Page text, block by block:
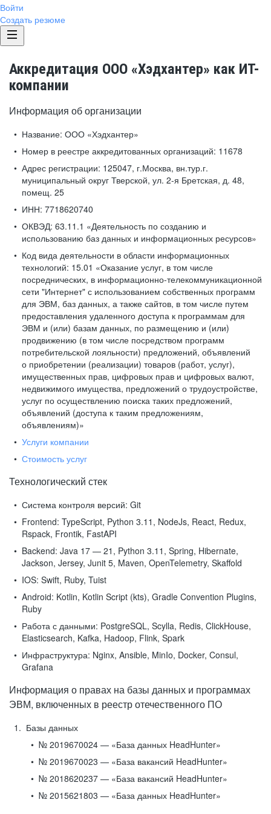
Войти
Создать резюме
Аккредитация ООО «Хэдхантер» как ИТ-
компании
Информация об организации
Название: ООО «Хэдхантер»
Номер в реестре аккредитованных организаций: 11678
Адрес регистрации: 125047, г.Москва, вн.тур.г.
муниципальный округ Тверской, ул. 2-я Бретская, д. 48,
помещ. 25
ИНН: 7718620740
ОКВЭД: 63.11.1 «Деятельность по созданию и
использованию баз данных и информационных ресурсов»
Код вида деятельности в области информационных
технологий: 15.01 «Оказание услуг, в том числе
посреднических, в информационно-телекоммуникационной
сети "Интернет" с использованием собственных программ
для ЭВМ, баз данных, а также сайтов, в том числе путем
предоставления удаленного доступа к программам для
ЭВМ и (или) базам данных, по размещению и (или)
продвижению (в том числе посредством программ
потребительской лояльности) предложений, объявлений
о приобретении (реализации) товаров (работ, услуг),
имущественных прав, цифровых прав и цифровых валют,
недвижимого имущества, предложений о трудоустройстве,
услуг по осуществлению поиска таких предложений,
объявлений (доступа к таким предложениям,
объявлениям)»
Услуги компании
Стоимость услуг
Технологический стек
Система контроля версий: Git
Frontend: TypeScript, Python 3.11, NodeJs, React, Redux,
Rspack, Frontik, FastAPI
Backend: Java 17 — 21, Python 3.11, Spring, Hibernate,
Jackson, Jersey, Junit 5, Maven, OpenTelemetry, Skaffold
IOS: Swift, Ruby, Tuist
Android: Kotlin, Kotlin Script (kts), Gradle Convention Plugins,
Ruby
Работа с данными: PostgreSQL, Scylla, Redis, ClickHouse,
Elasticsearch, Kafka, Hadoop, Flink, Spark
Инфраструктура: Nginx, Ansible, MinIo, Docker, Consul,
Grafana
Информация о правах на базы данных и программах
ЭВМ, включенных в реестр отечественного ПО
Базы данных
№ 2019670024 — «База данных HeadHunter»
№ 2019670023 — «База вакансий HeadHunter»
№ 2018620237 — «База вакансий HeadHunter»
№ 2015621803 — «База данных HeadHunter»